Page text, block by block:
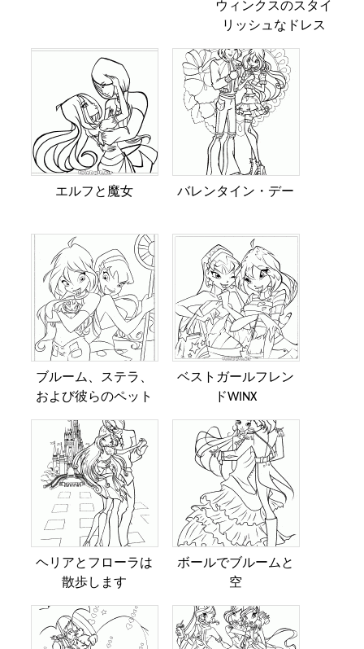
ウィンクスのスタイ
リッシュなドレス
エルフと魔女 バレンタイン・デー
ブルーム、ステラ、
および彼らのペット
ベストガールフレン
ドWINX
ヘリアとフローラは
散歩します
ボールでブルームと
空